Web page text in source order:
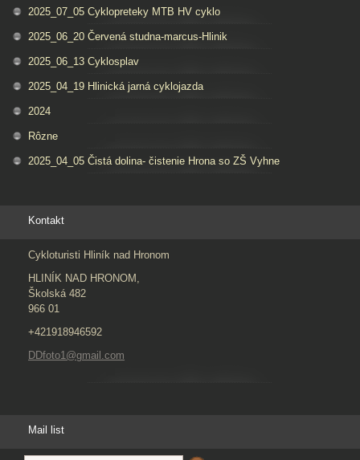
2025_07_05 Cyklopreteky MTB HV cyklo
2025_06_20 Červená studna-marcus-Hlinik
2025_06_13 Cyklosplav
2025_04_19 Hlinická jarná cyklojazda
2024
Rôzne
2025_04_05 Čistá dolina- čistenie Hrona so ZŠ Vyhne
Kontakt
Cykloturisti Hliník nad Hronom
HLINÍK NAD HRONOM,
Školská 482
966 01
+421918946592
DDfoto1@gmail.com
Mail list